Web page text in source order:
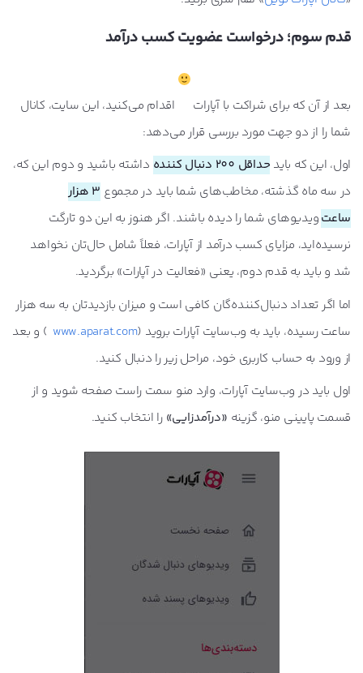
قدم سوم؛ درخواست عضویت کسب درآمد
بعد از آن که برای شراکت با آپارات
اقدام می‌کنید، این سایت، کانال
شما را از دو جهت مورد بررسی قرار می‌دهد:
اول، این که باید حداقل 200 دنبال کننده
داشته باشید و دوم این که،
در سه ماه گذشته، مخاطب‌های شما باید در مجموع
3 هزار
ساعتویدیو‌های شما را دیده ‌باشند. اگر هنوز به این دو تارگت
نرسیده‌اید، مزایای کسب درآمد از آپارات، فعلاً شامل حال‌تان نخواهد
شد و باید به قدم دوم، یعنی «فعالیت در آپارات» برگردید.
اما اگر تعداد دنبال‌کننده‌گان کافی است و میزان بازدیدتان به سه هزار
ساعت رسیده، باید به وب‌سایت آپارات بروید (www.aparat.com ) و بعد
از ورود به حساب کاربری خود، مراحل زیر را دنبال کنید.
اول باید در وب‌سایت آپارات، وارد منو سمت راست صفحه شوید و از
قسمت پایینی منو، گزینه «درآمدزایی» را انتخاب کنید.